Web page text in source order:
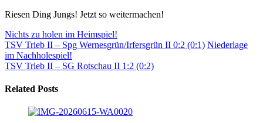
Riesen Ding Jungs! Jetzt so weitermachen!
Nichts zu holen im Heimspiel!
TSV Trieb II – Spg Wernesgrün/Irfersgrün II 0:2 (0:1) Niederlage
im Nachholespiel!
TSV Trieb II – SG Rotschau II 1:2 (0:2)
Related Posts